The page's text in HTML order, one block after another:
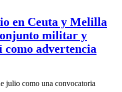
en Ceuta y Melilla
militar y
como advertencia
julio como una convocatoria